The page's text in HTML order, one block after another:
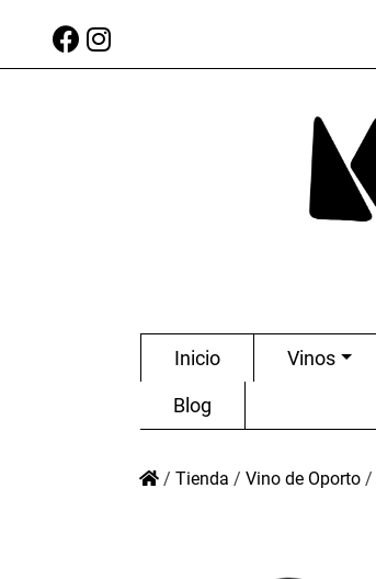
Inicio Vinos
Blog
/ Tienda / Vino de Oporto /